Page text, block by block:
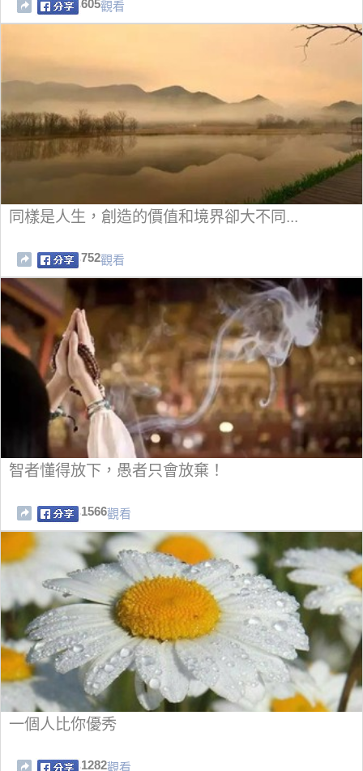
605觀看
同樣是人生，創造的價值和境界卻大不同...
752觀看
智者懂得放下，愚者只會放棄！
1566觀看
一個人比你優秀
1282觀看